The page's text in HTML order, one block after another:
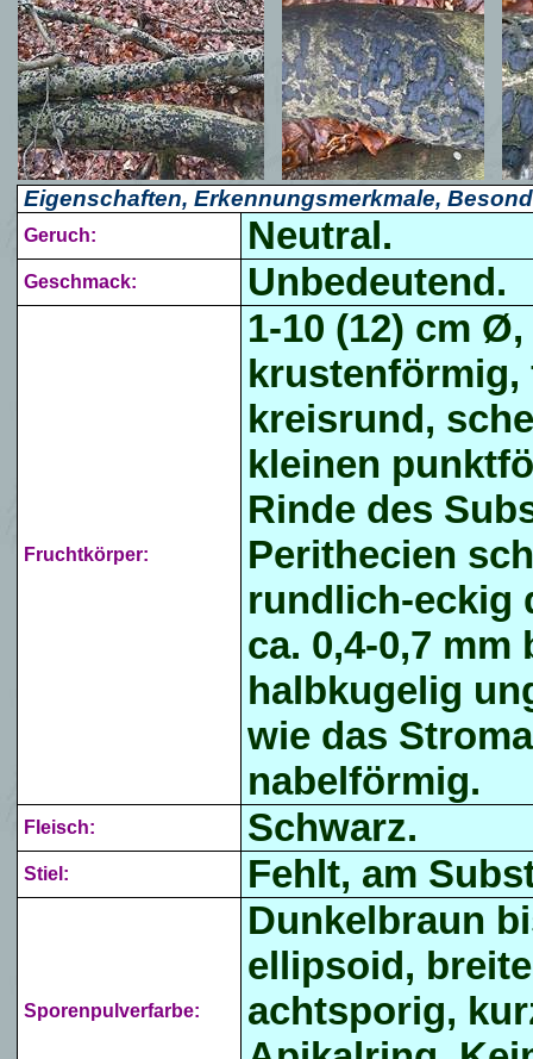
Eigenschaften, Erkennungsmerkmale,
Geruch: Neutral.
Geschmack: Unbedeutend.
Fruchtkörper:
1-10 (12) cm
kreisrund,
kleinen
Rinde des
Perithecien
rundlich-eckig
ca. 0,4-0,7
halbkugelig
wie das
nabelförmig.
Fleisch: Schwarz.
Stiel: Fehlt, am
Sporenpulverfarbe:
Dunkelbraun
ellipsoid,
achtsporig,